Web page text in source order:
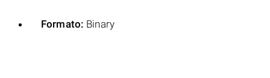
Formato: Binary